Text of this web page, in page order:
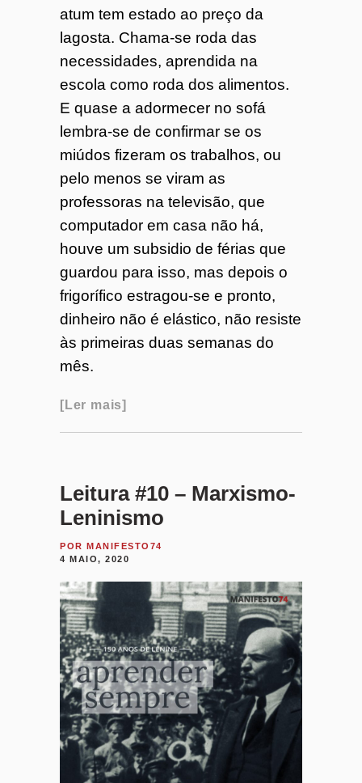
atum tem estado ao preço da
lagosta. Chama-se roda das
necessidades, aprendida na
escola como roda dos alimentos.
E quase a adormecer no sofá
lembra-se de confirmar se os
miúdos fizeram os trabalhos, ou
pelo menos se viram as
professoras na televisão, que
computador em casa não há,
houve um subsidio de férias que
guardou para isso, mas depois o
frigorífico estragou-se e pronto,
dinheiro não é elástico, não resiste
às primeiras duas semanas do
mês.
Ler mais
Leitura #10 – Marxismo-
Leninismo
POR
MANIFESTO74
4 MAIO, 2020